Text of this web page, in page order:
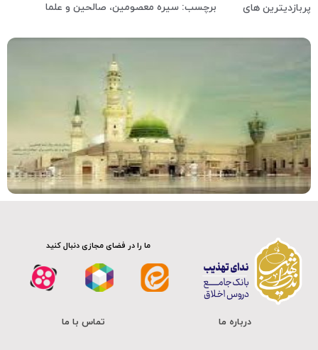
پربازدیترین های برچسب: سیره معصومین، صالحین و علما
فیلم کامل
ما را در فضای مجازی دنبال کنید
درباره ما تماس با ما